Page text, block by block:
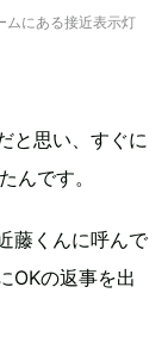
ムにある接近表示灯
と思い、すぐに
んです。
藤くんに呼んで
OKの返事を出